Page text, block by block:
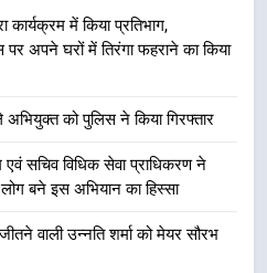
के विविध कार्यक्रम
मेले को सकुशल रूप से संपन्न कराने
ने हर घर तिरंगा यात्रा
कार्यक्रम में किया प्रतिभाग,
पर अपने घरों में तिरंगा फहराने का किया
को पुलिस ने किया गिरफ्तार
सचिव विधिक सेवा प्राधिकरण ने
बने इस अभियान का हिस्सा
वाली उन्नति शर्मा को मेयर सौरभ